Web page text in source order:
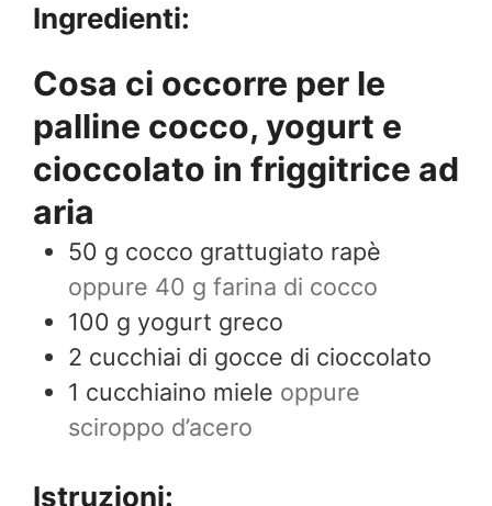
Ingredienti:
Cosa ci occorre per le
palline cocco, yogurt e
cioccolato in friggitrice ad
aria
50 g cocco grattugiato rapè
oppure 40 g farina di cocco
100 g yogurt greco
2 cucchiai di gocce di cioccolato
1 cucchiaino miele oppure
sciroppo d’acero
Istruzioni: